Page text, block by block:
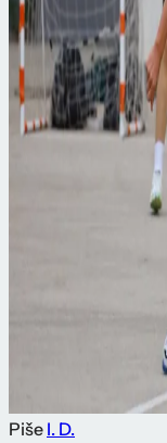
Piše I. D.